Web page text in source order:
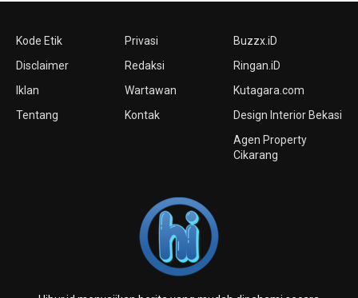
Kode Etik
Disclaimer
Iklan
Tentang
Privasi
Redaksi
Wartawan
Kontak
Buzzx.iD
Ringan.iD
Kutagara.com
Design Interior Bekasi
Agen Property
Cikarang